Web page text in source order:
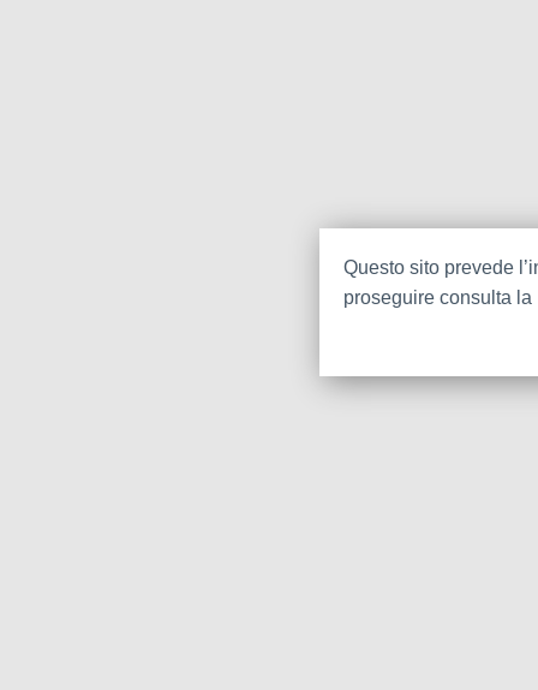
Questo sito prevede
proseguire consulta